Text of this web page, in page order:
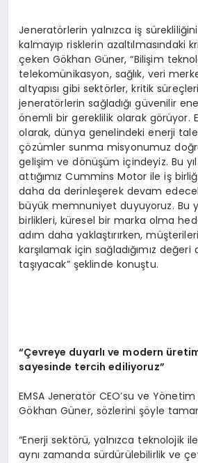
Jeneratörlerin yalnızca iş
kalmayıp risklerin azaltılmasındaki
çeken Gökhan Güner, “Bilişim
telekomünikasyon, sağlık, veri
altyapısı gibi sektörler, kritik
jeneratörlerin sağladığı güvenilir
önemli bir gereklilik olarak görüyor.
olarak, dünya genelindeki enerji
çözümler sunma misyonumuz
gelişim ve dönüşüm içindeyiz. Bu yıl
attığımız Cummins Motor ile iş
daha da derinleşerek devam
büyük memnuniyet duyuyoruz. Bu
birlikleri, küresel bir marka olma
adım daha yaklaştırırken,
karşılamak için sağladığımız
taşıyacak” şeklinde konuştu.
“Çevreye duyarlıve modern
sayesinde tercih ediliyoruz”
EMSA Jeneratör CEO’su ve
Gökhan Güner, sözlerini şöyle
“Enerji sektörü, yalnızca teknolojik
aynı zamanda sürdürülebilirlik ve